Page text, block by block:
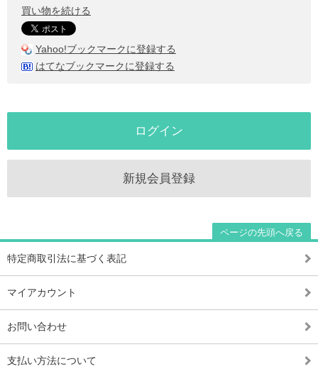
買い物を続ける
Yahoo!ブックマークに登録する
はてなブックマークに登録する
ログイン
新規会員登録
ページの先頭へ戻る
特定商取引法に基づく表記
マイアカウント
お問い合わせ
支払い方法について